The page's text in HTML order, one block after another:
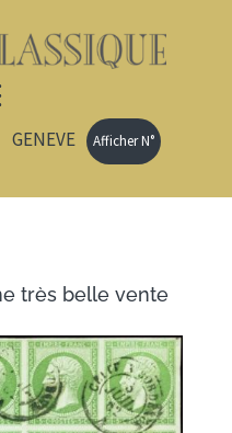
GENEVE Afficher N°
très belle vente